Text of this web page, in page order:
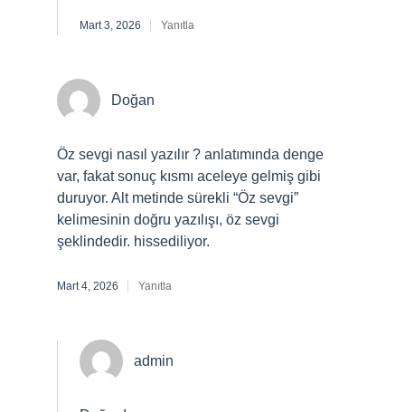
Mart 3, 2026 Yanıtla
Doğan
Öz sevgi nasıl yazılır ? anlatımında denge
var, fakat sonuç kısmı aceleye gelmiş gibi
duruyor. Alt metinde sürekli “Öz sevgi”
kelimesinin doğru yazılışı, öz sevgi
şeklindedir. hissediliyor.
Mart 4, 2026 Yanıtla
admin